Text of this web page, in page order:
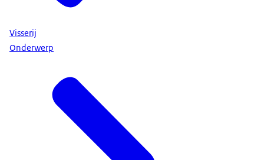
Visserij
Onderwerp